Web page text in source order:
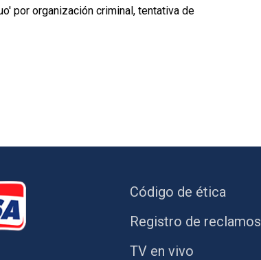
por organización criminal, tentativa de
Código de ética
Registro de reclamos
TV en vivo